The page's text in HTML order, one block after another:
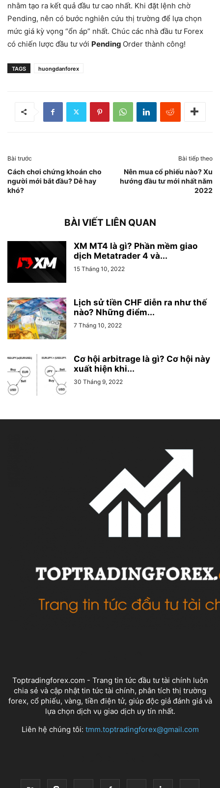
nhằm tạo ra kết quả đầu tư cao nhất. Khi đặt lệnh chờ
Pending, nên có bước nghiên cứu thị trường để lựa chọn
mức giá kỳ vọng “ổn áp” nhất. Chúc các nhà đầu tư Forex
có chiến lược đầu tư với Pending Order thành công!
TAGS huongdanforex
Bài trước
Cách chơi chứng khoán cho
người mới bắt đầu? Dễ hay
khó?
Bài tiếp theo
Nên mua cổ phiếu nào? Xu
hướng đầu tư mới nhất năm
2022
BÀI VIẾT LIÊN QUAN
XM MT4 là gì? Phần mềm giao
dịch Metatrader 4 và...
15 Tháng 10, 2022
Lịch sử tiền CHF diễn ra như thế
nào? Những điểm...
7 Tháng 10, 2022
Cơ hội arbitrage là gì? Cơ hội này
xuất hiện khi...
30 Tháng 9, 2022
Toptradingforex.com - Trang tin tức đầu tư tài chính luôn
chia sẻ và cập nhật tin tức tài chính, phân tích thị trường
forex, cổ phiếu, vàng, tiền điện tử, giúp độc giả đánh giá và
lựa chọn dịch vụ giao dịch uy tín nhất.
Liên hệ chúng tôi: tmm.toptradingforex@gmail.com